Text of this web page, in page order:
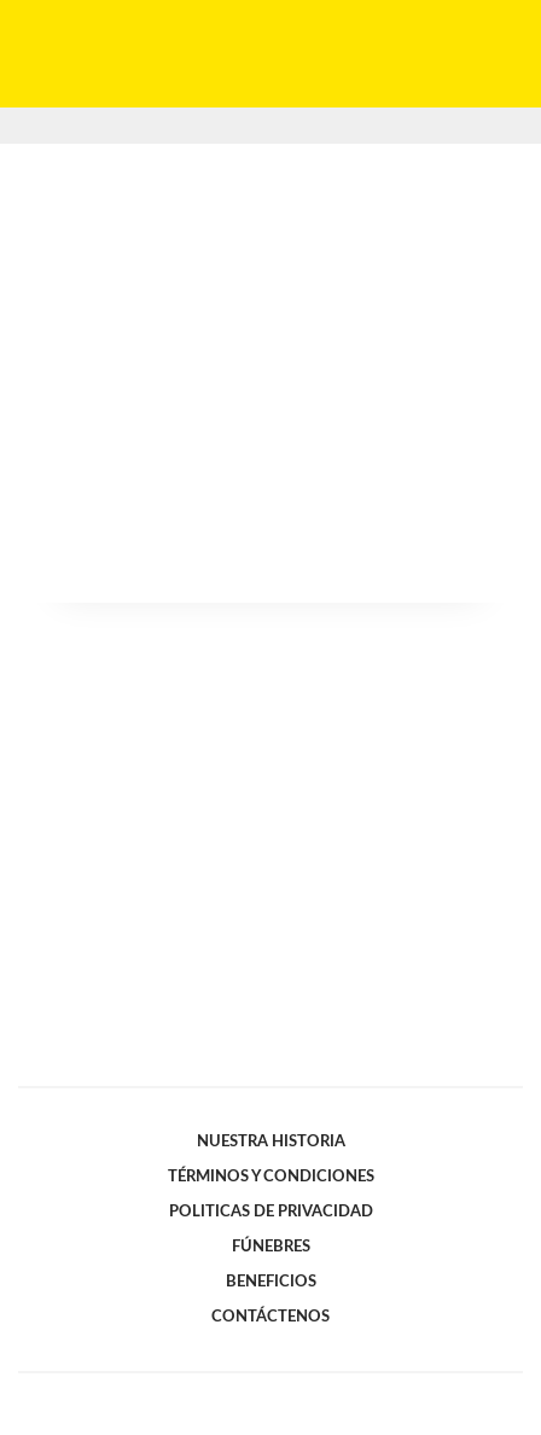
NUESTRA HISTORIA
TÉRMINOS Y CONDICIONES
POLITICAS DE PRIVACIDAD
FÚNEBRES
BENEFICIOS
CONTÁCTENOS